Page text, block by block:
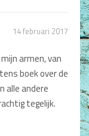
14 februari 2017
armen, van
boek over de
alle andere
tegelijk.